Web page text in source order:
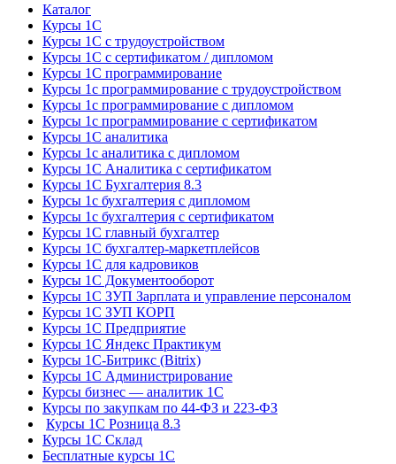
Каталог
Курсы 1С
Курсы 1С с трудоустройством
Курсы 1С с сертификатом / дипломом
Курсы 1С программирование
Курсы 1с программирование с трудоустройством
Курсы 1с программирование с дипломом
Курсы 1с программирование с сертификатом
Курсы 1С аналитика
Курсы 1с аналитика с дипломом
Курсы 1С Аналитика с сертификатом
Курсы 1С Бухгалтерия 8.3
Курсы 1с бухгалтерия с дипломом
Курсы 1с бухгалтерия с сертификатом
Курсы 1С главный бухгалтер
Курсы 1С бухгалтер-маркетплейсов
Курсы 1С для кадровиков
Курсы 1С Документооборот
Курсы 1С ЗУП Зарплата и управление персоналом
Курсы 1С ЗУП КОРП
Курсы 1С Предприятие
Курсы 1С Яндекс Практикум
Курсы 1С-Битрикс (Bitrix)
Курсы 1С Администрирование
Курсы бизнес — аналитик 1С
Курсы по закупкам по 44‑ФЗ и 223‑ФЗ
Курсы 1С Розница 8.3
Курсы 1С Склад
Бесплатные курсы 1С